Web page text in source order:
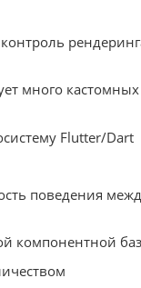
много кастомных
Flutter/Dart
поведения
компонентной